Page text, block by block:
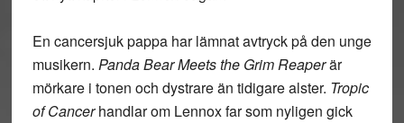
En cancersjuk pappa har lämnat avtryck på den unge
musikern. Panda Bear Meets the Grim Reaperär
mörkare i tonen och dystrare än tidigare alster. Tropic
of Cancerhandlar om Lennox far som nyligen gick